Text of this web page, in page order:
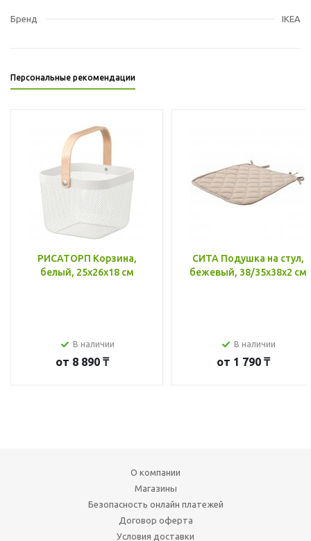
Бренд IKEA
Персональные рекомендации
РИСАТОРП Корзина,
белый, 25x26x18 см
В наличии
от 8 890 ₸
СИТА Подушка на стул,
бежевый, 38/35x38x2 см
В наличии
от 1 790 ₸
О компании
Магазины
Безопасность онлайн платежей
Договор оферта
Условия доставки